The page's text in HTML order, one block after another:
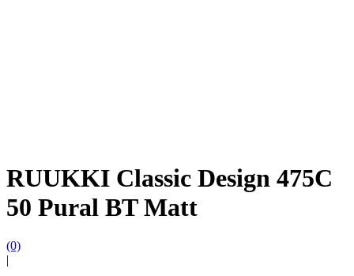
RUUKKI Classic Design 475C
50 Pural BT Matt
(0)
|